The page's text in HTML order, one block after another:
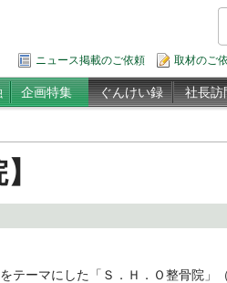
ニュース掲載のご依頼 取材のご
企画特集 ぐんけい録 社長訪
テーマにした「Ｓ．Ｈ．Ｏ整骨院」